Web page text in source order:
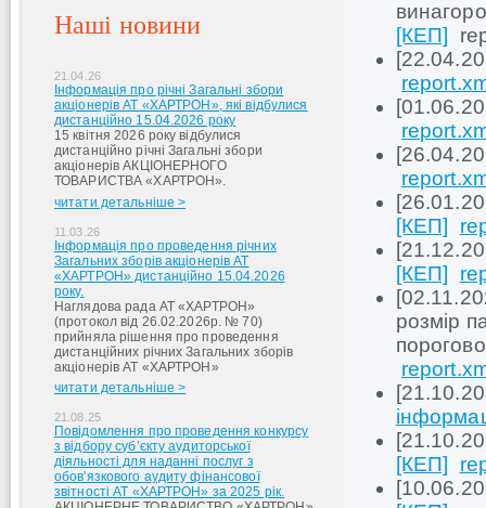
Наші новини
21.04.26
Інформація про річні Загальні збори
акціонерів АТ «ХАРТРОН», які відбулися
дистанційно 15.04.2026 року
15 квітня 2026 року відбулися
дистанційно річні Загальні збори
акціонерів АКЦІОНЕРНОГО
ТОВАРИСТВА «ХАРТРОН».
читати детальніше >
11.03.26
Інформація про проведення річних
Загальних зборів акціонерів АТ
«ХАРТРОН» дистанційно 15.04.2026
року.
Наглядова рада АТ «ХАРТРОН»
(протокол від 26.02.2026р. № 70)
прийняла рішення про проведення
дистанційних річних Загальних зборів
акціонерів АТ «ХАРТРОН»
читати детальніше >
21.08.25
Повідомлення про проведення конкурсу
з відбору суб’єкту аудиторської
діяльності для наданні послуг з
обов'язкового аудиту фінансової
звітності АТ «ХАРТРОН» за 2025 рік.
[КЕП]
[КЕП]
[КЕП]
розмір
[КЕП]